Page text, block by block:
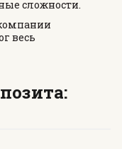
сложности.
весь